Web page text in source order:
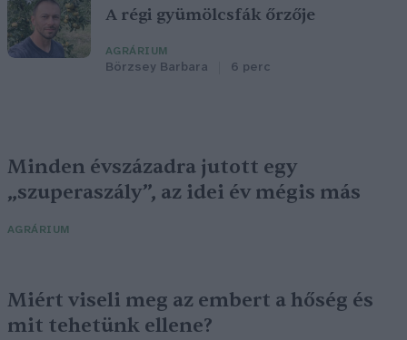
A régi gyümölcsfák őrzője
AGRÁRIUM
Börzsey Barbara 6 perc
Minden évszázadra jutott egy
„szuperaszály”, az idei év mégis más
AGRÁRIUM
Miért viseli meg az embert a hőség és
mit tehetünk ellene?